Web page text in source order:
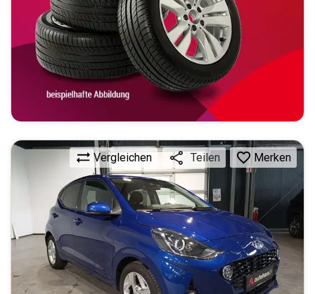
Vergleichen Teilen Merken